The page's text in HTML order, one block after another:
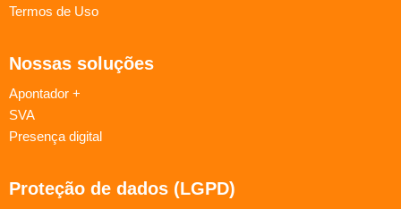
Termos de Uso
Nossas soluções
Apontador +
SVA
Presença digital
Proteção de dados (LGPD)